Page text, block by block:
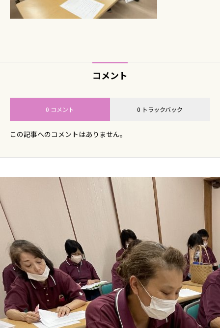
コメント
0 コメント 0 トラックバック
この記事へのコメントはありません。